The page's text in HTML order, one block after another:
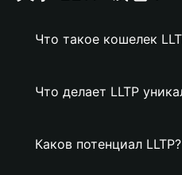
Что такое кошелек
Что делает LLTP
Каков потенциал LLTP?